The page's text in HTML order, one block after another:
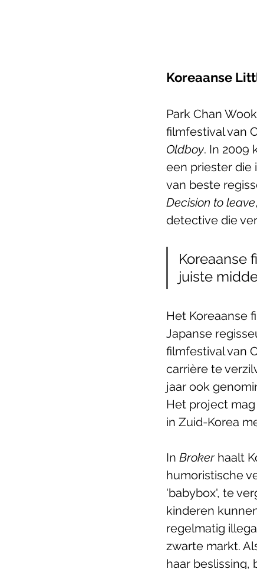
Koreaanse
Park Chan
filmfestival van
Oldboy. In 2009
een priester die
van beste
Decision to leave
detective die
Koreaanse
juiste
Het Koreaanse
Japanse
filmfestival van
carrière te
jaar ook
Het project
in Zuid-Korea
In Broker haalt
humoristische
'babybox', te
kinderen
regelmatig
zwarte markt.
haar beslissing,